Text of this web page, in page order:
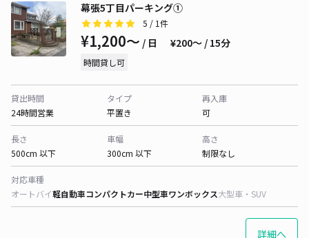
幕張5丁目パーキング①
5 / 1件
¥1,200〜 / 日 ¥200〜 / 15分
時間貸し可
貸出時間
24時間営業
タイプ
平置き
再入庫
可
長さ
500cm 以下
車幅
300cm 以下
高さ
制限なし
対応車種
オートバイ軽自動車コンパクトカー中型車ワンボックス大型車・SUV
詳細へ